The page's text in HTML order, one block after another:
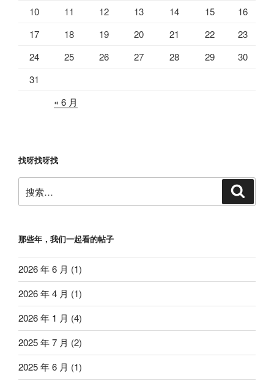
10
11 12 13 14 15
16
17
18 19 20 21 22
23
24
25 26 27 28 29
30
31
« 6 月
找呀找呀找
索：
那些年，我们一起看的帖子
2026 年 6 月 (1)
2026 年 4 月 (1)
2026 年 1 月 (4)
2025 年 7 月 (2)
2025 年 6 月 (1)